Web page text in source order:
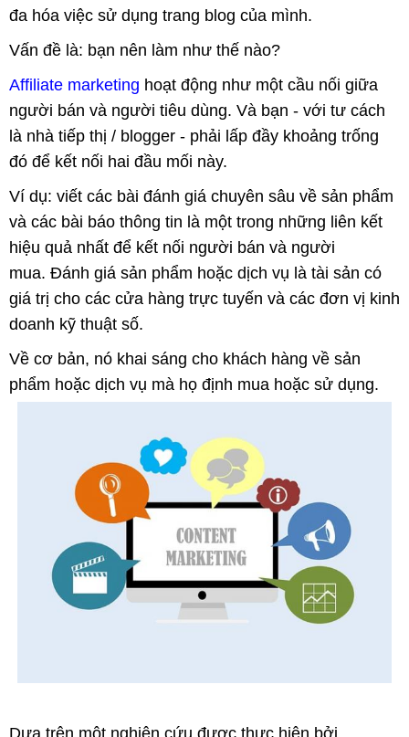
đa hóa việc sử dụng trang blog của mình.
Vấn đề là: bạn nên làm như thế nào?
Affiliate marketing hoạt động như một cầu nối giữa
người bán và người tiêu dùng. Và bạn - với tư cách
là nhà tiếp thị / blogger - phải lấp đầy khoảng trống
đó để kết nối hai đầu mối này.
Ví dụ: viết các bài đánh giá chuyên sâu về sản phẩm
và các bài báo thông tin là một trong những liên kết
hiệu quả nhất để kết nối người bán và người
mua. Đánh giá sản phẩm hoặc dịch vụ là tài sản có
giá trị cho các cửa hàng trực tuyến và các đơn vị kinh
doanh kỹ thuật số.
Về cơ bản, nó khai sáng cho khách hàng về sản
phẩm hoặc dịch vụ mà họ định mua hoặc sử dụng.
Dựa trên một nghiên cứu được thực hiện bởi